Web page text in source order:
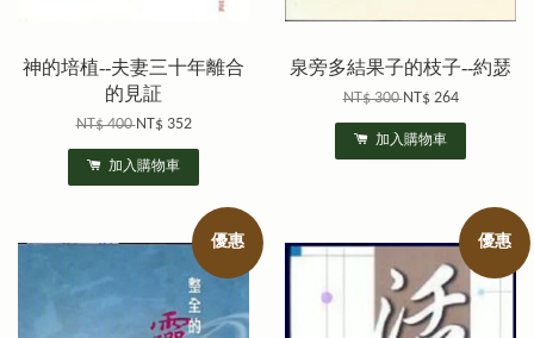
神的培植--夫妻三十年離合
的見証
NT$ 400NT$ 352
加入購物車
泉旁多結果子的枝子--約瑟
NT$ 300NT$ 264
加入購物車
優惠 優惠